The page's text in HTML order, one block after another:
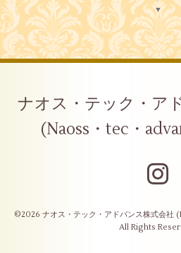
▼
ナオス・テック・ア
(Naoss・tec・
©2026 ナオス・テック・アドバンス株式会
All Rights